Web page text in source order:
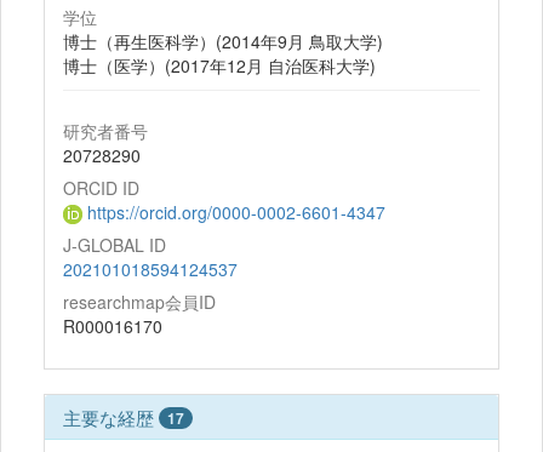
学位
博士（再生医科学）(2014年9月 鳥取大学)
博士（医学）(2017年12月 自治医科大学)
研究者番号
20728290
ORCID ID
https://orcid.org/0000-0002-6601-4347
J-GLOBAL ID
202101018594124537
researchmap会員ID
R000016170
主要な経歴 17